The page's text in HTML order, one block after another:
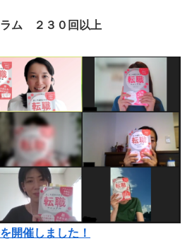
ラム ２３０回以上
開催しました！